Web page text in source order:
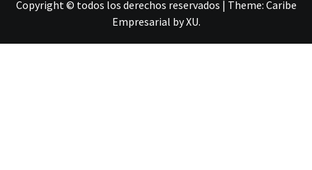
Copyright © todos los derechos reservados | Theme: Caribe
Empresarial byXU.